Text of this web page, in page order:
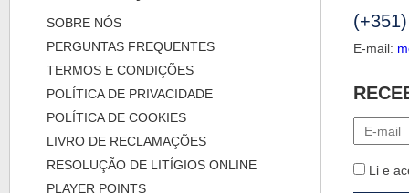
SOBRE NÓS
PERGUNTAS FREQUENTES
TERMOS E CONDIÇÕES
POLÍTICA DE PRIVACIDADE
POLÍTICA DE COOKIES
LIVRO DE RECLAMAÇÕES
RESOLUÇÃO DE LITÍGIOS ONLINE
PLAYER POINTS
E-mail:
Li e